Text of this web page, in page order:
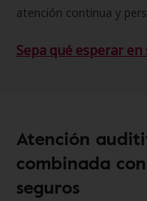
atención continua y
Sepa qué esperar
Atención
combinada
seguros